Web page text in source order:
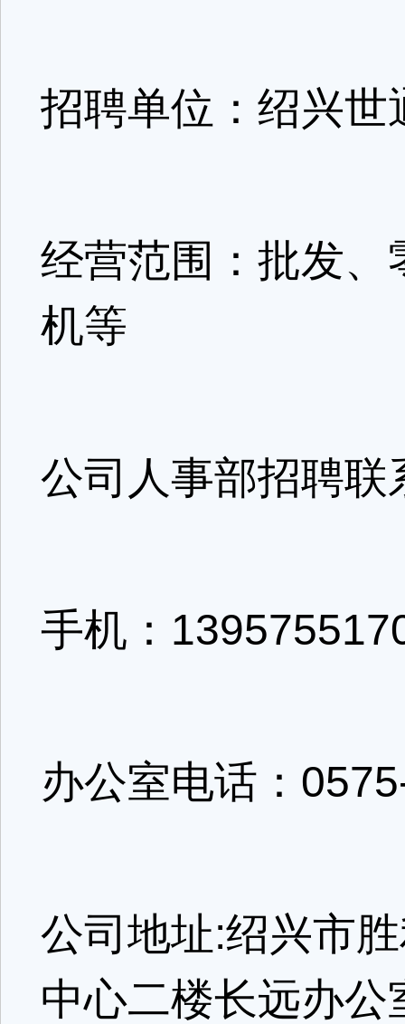
招聘单位：绍兴
经营范围：批发
机等
公司人事部招聘联
手机：
办公室电话：
公司地址:绍兴市
中心二楼长远办